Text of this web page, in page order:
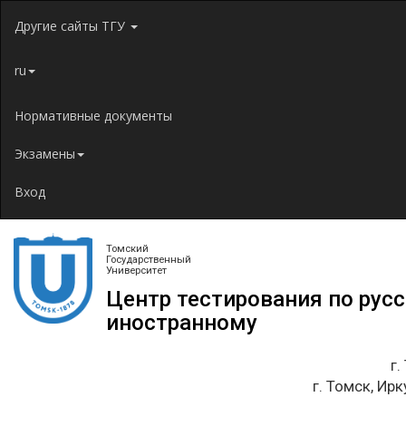
Другие сайты ТГУ
ru
Нормативные документы
Экзамены
Вход
Томский
Государственный
Университет
Центр тестирования по
иностранному
г. Томск,